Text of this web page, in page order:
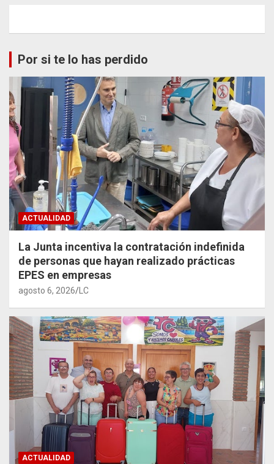
Por si te lo has perdido
ACTUALIDAD
La Junta incentiva la contratación indefinida
de personas que hayan realizado prácticas
EPES en empresas
agosto 6, 2026 LC
ACTUALIDAD